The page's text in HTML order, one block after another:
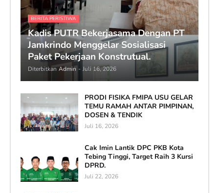
BERITA PERISTIWA
Kadis PUTR Bekerjasama Dengan PT
Jamkrindo Menggelar Sosialisasi
Paket Pekerjaan Konstrutual.
Diterbitkan Admin - Juli 16, 2026
PRODI FISIKA FMIPA USU GELAR
TEMU RAMAH ANTAR PIMPINAN,
DOSEN & TENDIK
Juli 16, 2026
Cak Imin Lantik DPC PKB Kota
Tebing Tinggi, Target Raih 3 Kursi
DPRD.
Juli 22, 2026